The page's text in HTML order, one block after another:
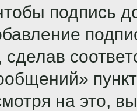
подпись
на это,